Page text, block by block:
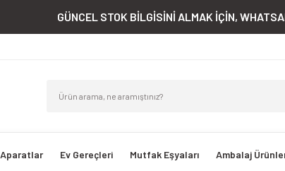
GÜNCEL STOK BİLGİSİNİ ALMAK İÇİN,
Aparatlar Ev Gereçleri Mutfak Eşyaları Ambalaj